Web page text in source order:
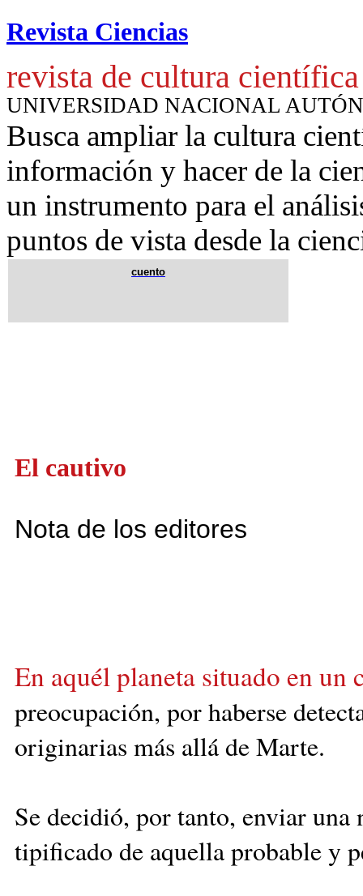
Revista Ciencias
revista de cultura científica
UNIVERSIDAD NACIONAL
Busca ampliar la cultura
información y hacer de la
un instrumento para el
puntos de vista desde la
cuento
El cautivo
Nota de los editores
En aquél planeta situado en
preocupación, porhaberse
originarias más allá de Marte.
Se decidió, por tanto, enviar una
tipificado de aquella probable y